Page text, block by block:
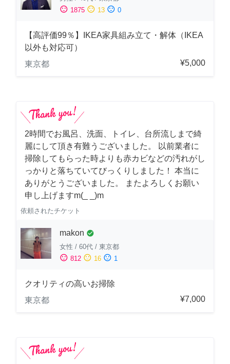
sentiment_satisfied 1875 sentiment_neutral 13 sentiment_dissatisfied 0
【高評価99％】IKEA家具組み立て・解体（IKEA
以外も対応可）
東京都
¥5,000
2時間でお風呂、洗面、トイレ、台所流しまで綺
麗にして頂き有難うございました。 以前業者に
掃除してもらった時よりも赤カビなどの汚れがし
っかりと落ちていてびっくりしました！ 本当に
ありがとうございました。 またよろしくお願い
申し上げますm(_ _)m
依頼されたチケット
makon check_circle
女性 / 60代 / 東京都
sentiment_satisfied 812 sentiment_neutral 16 sentiment_dissatisfied 1
クオリティの高いお掃除
東京都
¥7,000